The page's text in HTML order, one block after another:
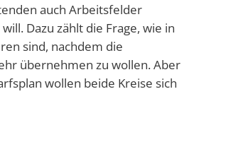
auch Arbeitsfelder
Dazu zählt die Frage, wie in
sind, nachdem die
übernehmen zu wollen. Aber
wollen beide Kreise sich